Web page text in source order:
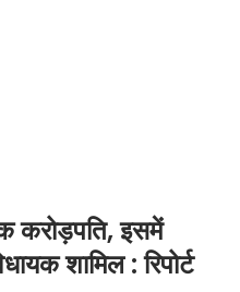
करोड़पति, इसमें
शामिल : रिपोर्ट